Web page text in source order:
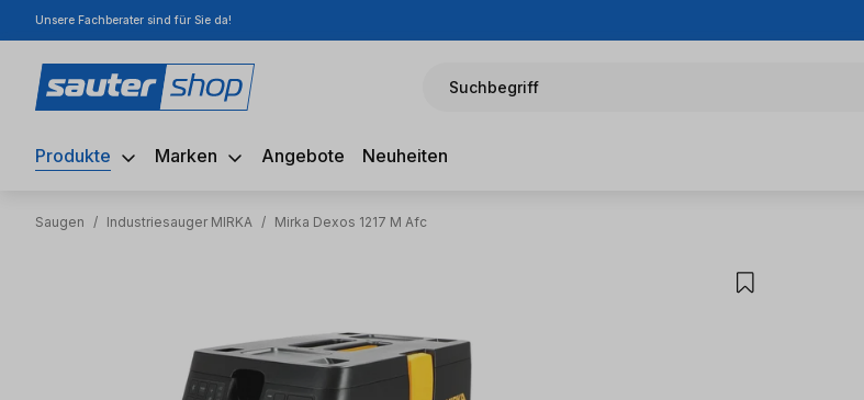
Hauptinhalt springen
Zur Suche springen
Zur Hauptnavigation springen
Unsere Fachberater sind für Sie da!
Suchbegriff
Produkte Marken Angebote Neuheiten
Saugen / Industriesauger MIRKA / Mirka Dexos 1217 M Afc